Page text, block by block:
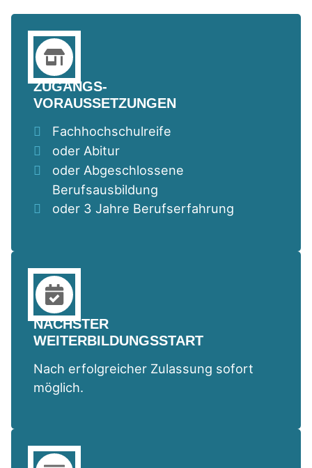
ZUGANGS-
VORAUSSETZUNGEN
Fachhochschulreife
oder Abitur
oder Abgeschlossene
Berufsausbildung
oder 3 Jahre Berufserfahrung
NÄCHSTER
WEITERBILDUNGSSTART
Nach erfolgreicher Zulassung sofort
möglich.